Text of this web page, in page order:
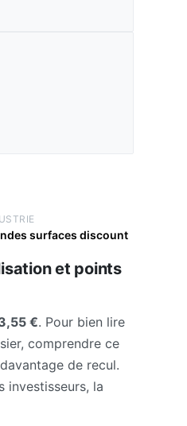
surfaces discount
et points
€. Pour bien lire
comprendre ce
de recul.
investisseurs, la